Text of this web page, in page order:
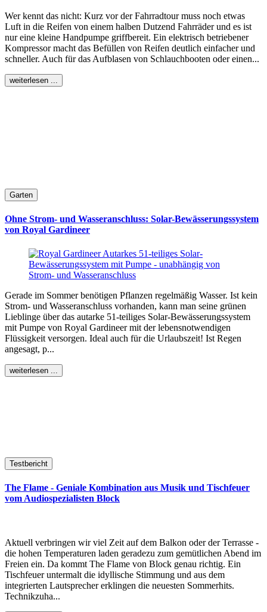
Wer kennt das nicht: Kurz vor der Fahrradtour muss noch etwas
Luft in die Reifen von einem halben Dutzend Fahrräder und es ist
nur eine kleine Handpumpe griffbereit. Ein elektrisch betriebener
Kompressor macht das Befüllen von Reifen deutlich einfacher und
schneller. Auch für das Aufblasen von Schlauchbooten oder einen...
weiterlesen ...
Garten
Ohne Strom- und Wasseranschluss: Solar-Bewässerungssystem
von Royal Gardineer
Gerade im Sommer benötigen Pflanzen regelmäßig Wasser. Ist kein
Strom- und Wasseranschluss vorhanden, kann man seine grünen
Lieblinge über das autarke 51-teiliges Solar-Bewässerungssystem
mit Pumpe von Royal Gardineer mit der lebensnotwendigen
Flüssigkeit versorgen. Ideal auch für die Urlaubszeit! Ist Regen
angesagt, p...
weiterlesen ...
Testbericht
The Flame - Geniale Kombination aus Musik und Tischfeuer
vom Audiospezialisten Block
Aktuell verbringen wir viel Zeit auf dem Balkon oder der Terrasse -
die hohen Temperaturen laden geradezu zum gemütlichen Abend im
Freien ein. Da kommt The Flame von Block genau richtig. Ein
Tischfeuer untermalt die idyllische Stimmung und aus dem
integrierten Lautsprecher erklingen die neuesten Sommerhits.
Technikzuha...